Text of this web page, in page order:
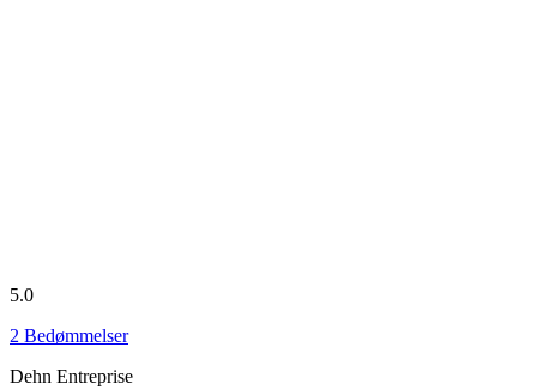
5.0
2 Bedømmelser
Dehn Entreprise